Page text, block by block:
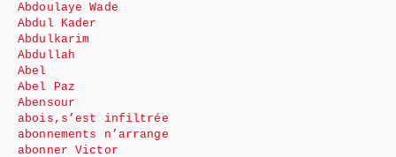
Abdoulaye Wade
Abdul Kader
Abdulkarim
Abdullah
Abel
Abel Paz
Abensour
abois,s’est infiltrée
abonnements n’arrange
abonner Victor